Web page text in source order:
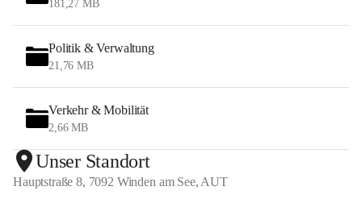
181,27 MB
Politik & Verwaltung
21,76 MB
Verkehr & Mobilität
2,66 MB
Unser Standort
Hauptstraße 8, 7092 Winden am See, AUT